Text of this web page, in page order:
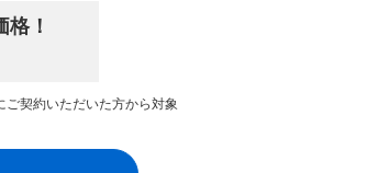
！
契約いただいた方から対象